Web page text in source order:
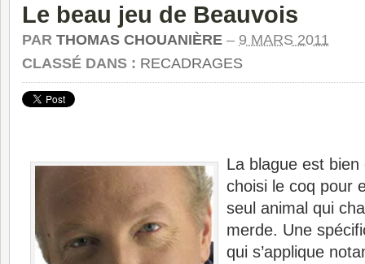
Le beau jeu de Beauvois
PAR THOMAS CHOUANIÈRE – 9 MARS 2011
CLASSÉ DANS : RECADRAGES
La blague est
choisi le coq pour
seul animal qui
merde. Une
qui s’applique